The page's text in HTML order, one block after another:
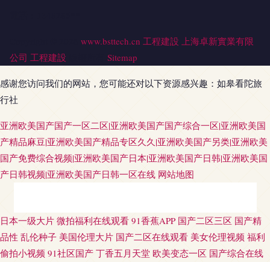
www.bsttech.cn 工程建設 上海卓新實業有限
公司 工程建設 Sitemap
感谢您访问我们的网站，您可能还对以下资源感兴趣：如皋看陀旅
行社
亚洲欧美国产国产一区二区|亚洲欧美国产国产综合一区|亚洲欧美国
产精品麻豆|亚洲欧美国产精品专区久久|亚洲欧美国产另类|亚洲欧美
国产免费综合视频|亚洲欧美国产日本|亚洲欧美国产日韩|亚洲欧美国
产日韩视频|亚洲欧美国产日韩一区在线 网站地图
欧美在线一二 国产做爱啪啪在线 91色情影院 东京热AV激情 韩日无码 老司机
日本一级大片 微拍福利在线观看 91香蕉APP 国产二区三区 国产精
品性 乱伦种子 美国伦理大片 国产二区在线观看 美女伦理视频 福利
偷拍小视频 91社区国产 丁香五月天堂 欧美变态一区 国产综合在线